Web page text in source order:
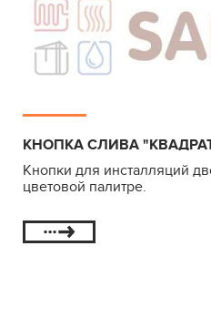
КНОПКА СЛИВА
Кнопки для инсталляций
цветовой палитре.